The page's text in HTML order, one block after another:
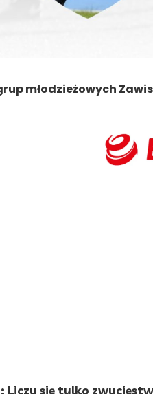
młodzieżowych
Liczy się tylko